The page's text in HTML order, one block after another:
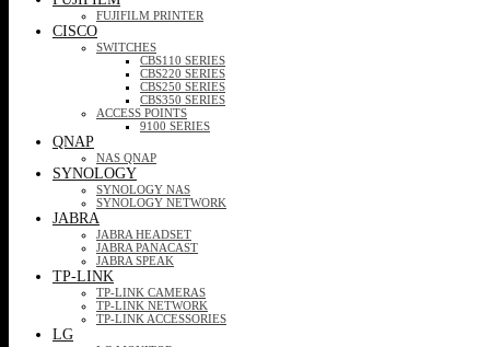
FUJIFILM PRINTER
CISCO
SWITCHES
CBS110 SERIES
CBS220 SERIES
CBS250 SERIES
CBS350 SERIES
ACCESS POINTS
9100 SERIES
QNAP
NAS QNAP
SYNOLOGY
SYNOLOGY NAS
SYNOLOGY NETWORK
JABRA
JABRA HEADSET
JABRA PANACAST
JABRA SPEAK
TP-LINK
TP-LINK CAMERAS
TP-LINK NETWORK
TP-LINK ACCESSORIES
LG